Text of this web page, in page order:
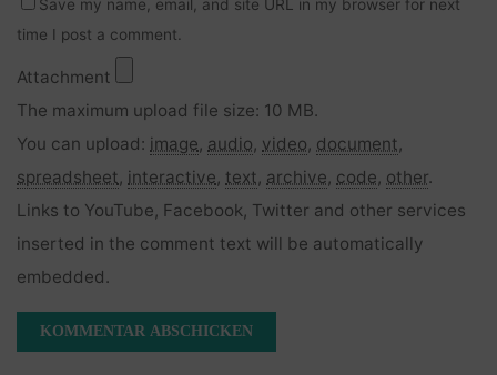
Save my name, email, and site URL in my browser for next
time I post a comment.
Attachment
The maximum upload file size: 10 MB.
You can upload: image, audio, video, document,
spreadsheet, interactive, text, archive, code, other.
Links to YouTube, Facebook, Twitter and other services
inserted in the comment text will be automatically
embedded.